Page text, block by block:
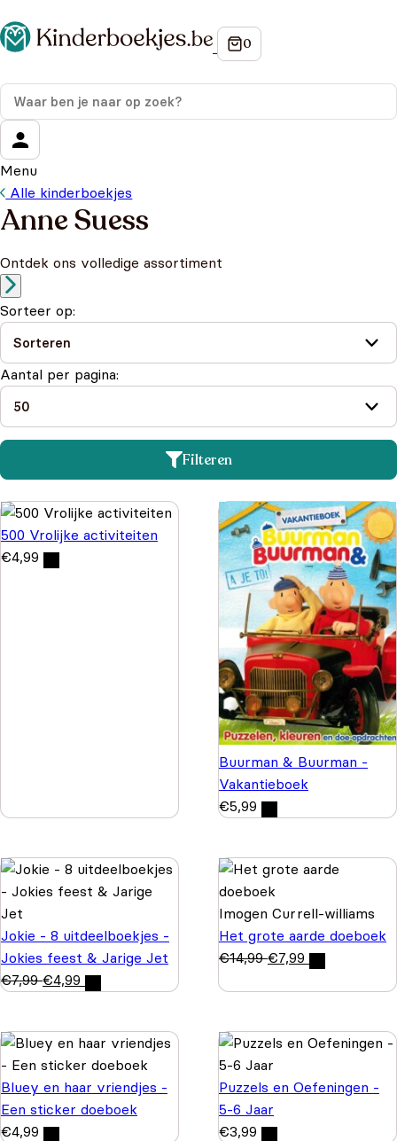
Menu
Alle kinderboekjes
Anne Suess
Ontdek ons volledige assortiment
Sorteer op:
Aantal per pagina:
Filteren
500 Vrolijke activiteiten
€4,99
Buurman & Buurman -
Vakantieboek
€5,99
Jokie - 8 uitdeelboekjes -
Jokies feest & Jarige Jet
€7,99 €4,99
Imogen Currell-williams
Het grote aarde doeboek
€14,99 €7,99
Bluey en haar vriendjes -
Een sticker doeboek
€4,99
Puzzels en Oefeningen -
5-6 Jaar
€3,99